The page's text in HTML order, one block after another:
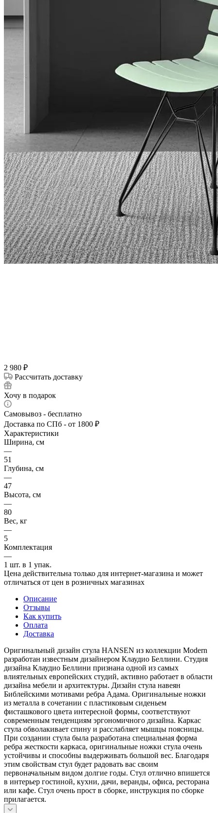
2 980 ₽
Рассчитать доставку
Хочу в подарок
Самовывоз - бесплатно
Доставка по СПб - от 1800 ₽
Характеристики
Ширина, см
—
51
Глубина, см
—
47
Высота, см
—
80
Вес, кг
—
5
Комплектация
—
1 шт. в 1 упак.
Цена действительна только для интернет-магазина и может
отличаться от цен в розничных магазинах
Описание
Отзывы
Как купить
Оплата
Доставка
Оригинальный дизайн стула HANSEN из коллекции Modern
разработан известным дизайнером Клаудио Беллини. Студия
дизайна Клаудио Беллини признана одной из самых
влиятельных европейских студий, активно работает в области
дизайна мебели и архитектуры. Дизайн стула навеян
Библейскими мотивами ребра Адама. Оригинальные ножки
из металла в сочетании с пластиковым сиденьем
фисташкового цвета интересной формы, соответствуют
современным тенденциям эргономичного дизайна. Каркас
стула обволакивает спину и расслабляет мышцы поясницы.
При создании стула была разработана специальная форма
ребра жесткости каркаса, оригинальные ножки стула очень
устойчивы и способны выдерживать большой вес. Благодаря
этим свойствам стул будет радовать вас своим
первоначальным видом долгие годы. Стул отлично впишется
в интерьер гостиной, кухни, дачи, веранды, офиса, ресторана
или кафе. Стул очень прост в сборке, инструкция по сборке
прилагается.